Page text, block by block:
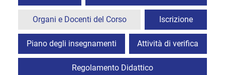
Organi e Docenti del Corso Iscrizione
Piano degli insegnamenti Attività di verifica
Regolamento Didattico